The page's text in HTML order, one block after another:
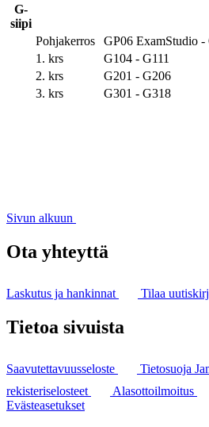
G-
siipi
Pohjakerros
GP06 ExamStudio -
1. krs
G104 - G111
2. krs
G201 - G206
3. krs
G301 - G318
Sivun alkuun
Ota yhteyttä
Laskutus ja hankinnat Tilaa
Tietoa sivuista
Saavutettavuusseloste Tietosuoja
rekisteriselosteet
Alasottoilmoitus
Evästeasetukset